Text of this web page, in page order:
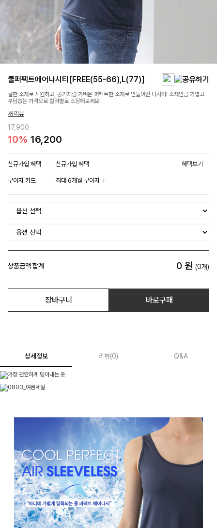
쿨퍼펙트에어나시티[FREE(55-66),L(77)]
쿨한 소재로 시원하고, 공기처럼 가벼운 퍼펙트한 소재로 만들어진 나시티! 소재만큼 가볍고
부담없는 가격으로 컬러별로 소장해보세요!
개 리뷰
17,900
10% 16,200
신규가입 혜택 신규가입 혜택 혜택보기
무이자 카드 최대 6개월 무이자
상품금액 합계 0 원 (0개)
장바구니 바로구매
상세정보 리뷰(0) Q&A